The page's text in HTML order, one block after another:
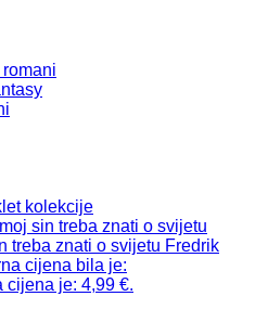
kolekcije
treba znati o svijetu Fredrik
cijena bila je:
cijena je: 4,99 €.